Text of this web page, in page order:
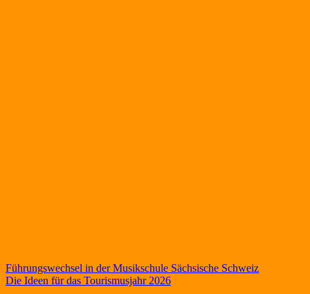
Beitragsnavigation
Führungswechsel in der Musikschule Sächsische Schweiz
Die Ideen für das Tourismusjahr 2026